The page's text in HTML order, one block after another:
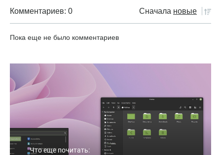
Комментариев: 0 Сначала новые
Пока еще не было комментариев
Что еще почитать: